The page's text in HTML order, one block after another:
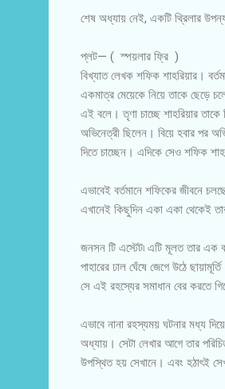
শেষ অধ্যায় নেই, একটি থ্রিলার
প্লট— ( স্পয়লার ফ্রি )
বিখ্যাত লেখক শফিক শাহরিয়ার।
একমাত্র মেয়েকে নিয়ে তাকে ছেড়ে
এই বলে। তৃণা চাচ্ছে শাহরিয়ার
অভিনেত্রী ছিলেন। বিয়ে হবার পর
দিতে চাচ্ছেন। এদিকে সেও শফিক
এভাবেই বর্তমানে শফিকের জীবনে
এখানেই কিছুদিন একা একা থেকেই
জনসন টি এস্টেট৷ এটি মূলত তার এক
পাহারের ঢাল ঘেঁষে জেগে উঠে
সে এই রহস্যের সমাধান বের করতে
এভাবে নানা রহস্যময় ঘটনার মধ্য
অধ্যায়। সেটা লেখার আগে তার
উপস্থিত হয় সেখানে। এবং হঠাৎই